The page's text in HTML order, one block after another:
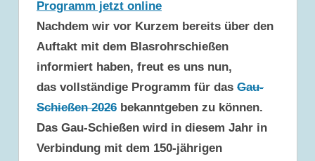
Programm jetzt online
Nachdem wir vor Kurzem bereits über den
Auftakt mit dem Blasrohrschießen
informiert haben, freut es uns nun,
das vollständige Programm für das Gau-
Schießen 2026 bekanntgeben zu können.
Das Gau-Schießen wird in diesem Jahr in
Verbindung mit dem 150-jährigen